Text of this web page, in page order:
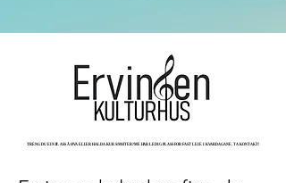
TRENG DU EIN PLASS Å ØVA ELLER HALDA KURS/MØTER?ME HAR LEDIG PLASS FOR FAST LEIE I KVARDAGANE. TA KONTAKT!
TRENG DU EIN PLASS Å ØVA ELLER HALDA KURS/MØTER?ME HAR LEDIG PLASS FOR FAST LEIE I KVARDAGANE. TA KONTAKT!